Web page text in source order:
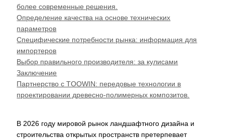
более современные решения.
Определение качества на основе технических
параметров
Специфические потребности рынка: информация для
импортеров
Выбор правильного производителя: за кулисами
Заключение
Партнерство с TOOWIN: передовые технологии в
проектировании древесно-полимерных композитов.
В 2026 году мировой рынок ландшафтного дизайна и
строительства открытых пространств претерпевает